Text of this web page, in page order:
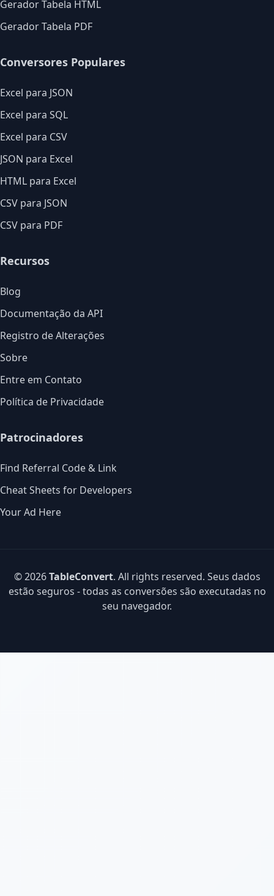
Gerador Tabela HTML
Gerador Tabela PDF
Conversores Populares
Excel para JSON
Excel para SQL
Excel para CSV
JSON para Excel
HTML para Excel
CSV para JSON
CSV para PDF
Recursos
Blog
Documentação da API
Registro de Alterações
Sobre
Entre em Contato
Política de Privacidade
Patrocinadores
Find Referral Code & Link
Cheat Sheets for Developers
Your Ad Here
© 2026TableConvert. All rights reserved. Seus dados
estão seguros - todas as conversões são executadas no
seu navegador.